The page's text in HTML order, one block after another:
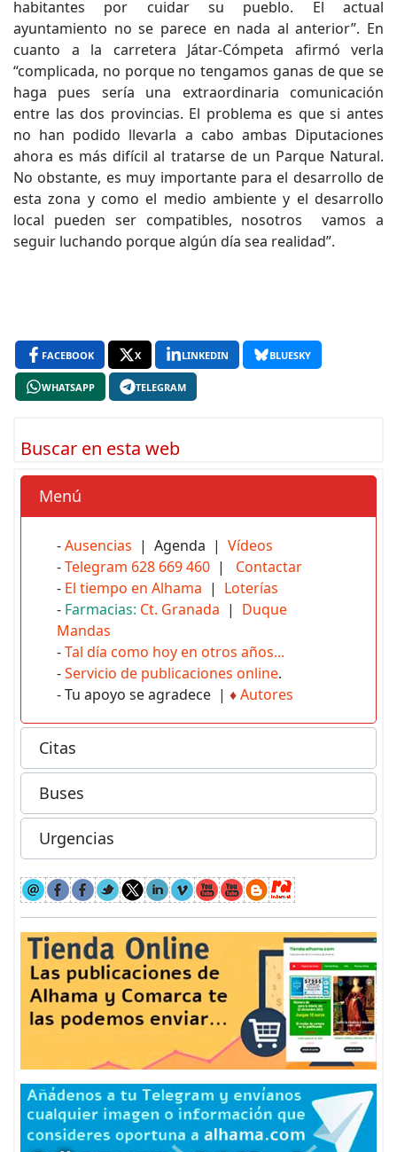
habitantes por cuidar su pueblo. El actual
ayuntamiento no se parece en nada al anterior”. En
cuanto a la carretera Játar-Cómpeta afirmó verla
“complicada, no porque no tengamos ganas de que se
haga pues sería una extraordinaria comunicación
entre las dos provincias. El problema es que si antes
no han podido llevarla a cabo ambas Diputaciones
ahora es más difícil al tratarse de un Parque Natural.
No obstante, es muy importante para el desarrollo de
esta zona y como el medio ambiente y el desarrollo
local pueden ser compatibles, nosotros vamos a
seguir luchando porque algún día sea realidad”.
FACEBOOK X LINKEDIN BLUESKY
WHATSAPP TELEGRAM
Buscar en esta web
Menú
-Ausencias | Agenda | Vídeos
-Telegram 628 669 460 | Contactar
- El tiempo en Alhama | Loterías
- Farmacias: Ct. Granada | Duque
Mandas
-Tal día como hoy en otros años...
-Servicio de publicaciones online.
- Tu apoyo se agradece | ♦Autores
Citas
Buses
Urgencias